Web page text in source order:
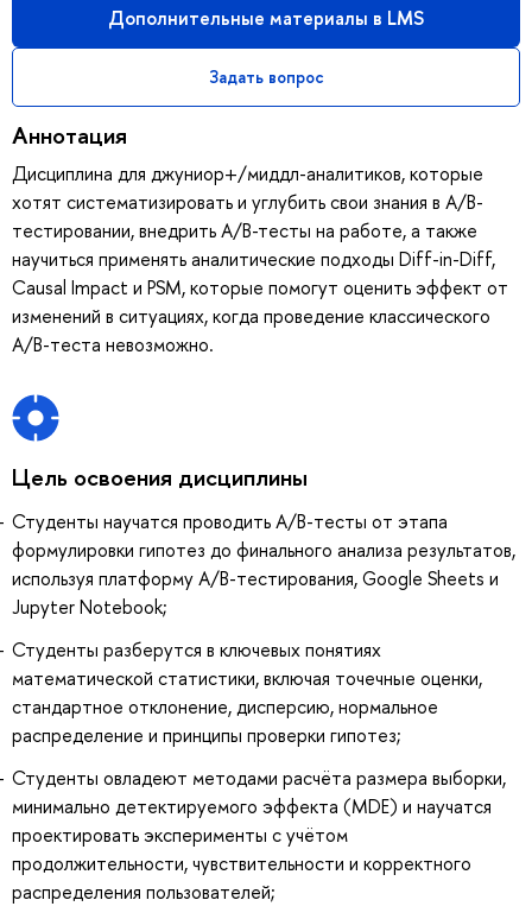
Дополнительные материалы в LMS
Задать вопрос
Аннотация
Дисциплина для джуниор+/миддл-аналитиков, которые
хотят систематизировать и углубить свои знания в А/В-
тестировании, внедрить А/В-тесты на работе, а также
научиться применять аналитические подходы Diff-in-Diff,
Causal Impact и PSM, которые помогут оценить эффект от
изменений в ситуациях, когда проведение классического
A/B-теста невозможно.
Цель освоения дисциплины
Студенты научатся проводить A/B-тесты от этапа
формулировки гипотез до финального анализа результатов,
используя платформу A/B-тестирования, Google Sheets и
Jupyter Notebook;
Студенты разберутся в ключевых понятиях
математической статистики, включая точечные оценки,
стандартное отклонение, дисперсию, нормальное
распределение и принципы проверки гипотез;
Студенты овладеют методами расчёта размера выборки,
минимально детектируемого эффекта (MDE) и научатся
проектировать эксперименты с учётом
продолжительности, чувствительности и корректного
распределения пользователей;